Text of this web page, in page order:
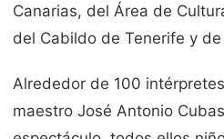
Canarias, del Área de
del Cabildo de Tenerife y
Alrededor de 100
maestro José Antonio